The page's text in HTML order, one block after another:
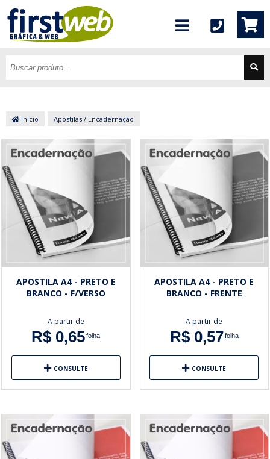
Início Apostilas / Encadernação
APOSTILA A4 - PRETO E
BRANCO - F/VERSO
A partir de
R$ 0,65folha
CONSULTE
APOSTILA A4 - PRETO E
BRANCO - FRENTE
A partir de
R$ 0,57folha
CONSULTE